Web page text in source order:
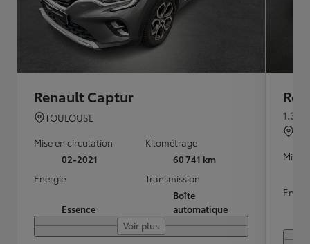
Renault Captur
TOULOUSE
Mise en circulation
02-2021
Kilométrage
60 741 km
Energie
Essence
Transmission
Boîte
automatique
Voir plus
1.3
Mise